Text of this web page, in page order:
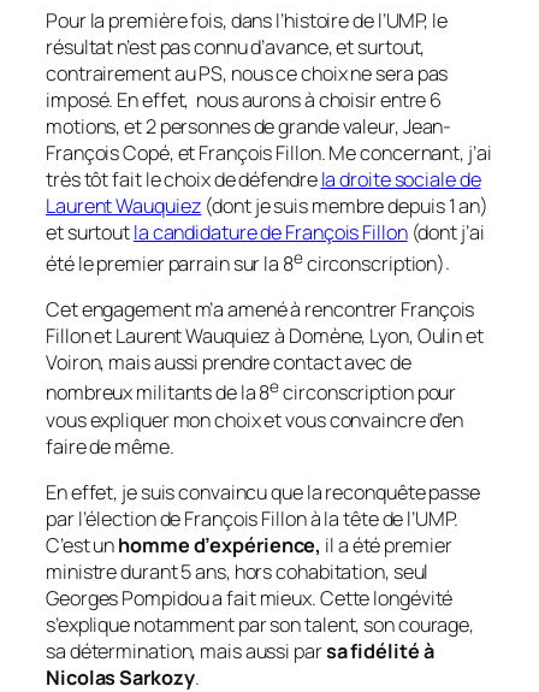
Pour la première fois, dans l’histoire de l’UMP, le
résultat n’est pas connu d’avance, et surtout,
contrairement au PS, nous ce choix ne sera pas
imposé. En effet, nous aurons à choisir entre 6
motions, et 2 personnes de grande valeur, Jean-
François Copé, et François Fillon. Me concernant, j’ai
très tôt fait le choix de défendrela droite sociale de
Laurent Wauquiez (dont je suis membre depuis 1 an)
et surtoutla candidature de François Fillon (dont j’ai
été le premier parrain sur la 8ecirconscription).
Cet engagement m’a amené à rencontrer François
Fillon et Laurent Wauquiez à Domène, Lyon, Oulin et
Voiron, mais aussi prendre contact avec de
nombreux militants de la 8ecirconscription pour
vous expliquer mon choix et vous convaincre d’en
faire de même.
En effet, je suis convaincu que la reconquête passe
par l’élection de François Fillon à la tête de l’UMP.
C’est unhomme d’expérience, il a été premier
ministre durant 5 ans, hors cohabitation, seul
Georges Pompidou a fait mieux. Cette longévité
s’explique notamment par son talent, son courage,
sa détermination, mais aussi parsa fidélité à
Nicolas Sarkozy.